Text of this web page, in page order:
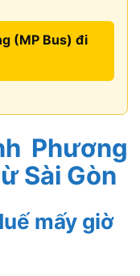
(MP Bus) đi
Phương
Sài Gòn
mấy giờ